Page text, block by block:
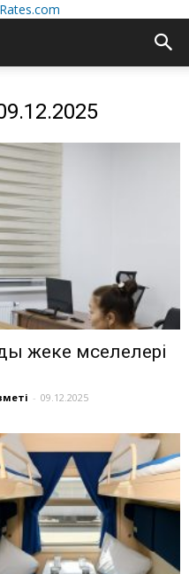
жеке мәселелері
- 09.12.2025